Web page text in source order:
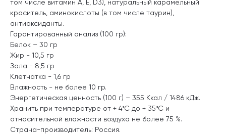
том числе витамин А, Е, D3), натуральный карамельный
краситель, аминокислоты (в том числе таурин),
антиоксиданты.
Гарантированный анализ (100 гр):
Белок – 30 гр
Жир - 10,5 гр
Зола - 8,5 гр
Клетчатка - 1,6 гр
Влажность - не более 10 гр.
Энергетическая ценность (100 г) – 355 Ккал / 1486 кДж.
Хранить при температуре от + 4*С до + 35*С и
относительной влажности воздуха не более 75 %.
Страна-производитель: Россия.